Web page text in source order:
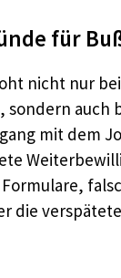
für
nicht nur
sondern auch
mit dem
die